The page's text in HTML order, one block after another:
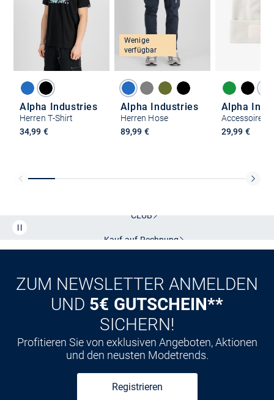
Alpha Industries
Herren T-Shirt
34,99 €
Wenige
verfügbar
Alpha Industries
Herren Hose
89,99 €
Alpha
29,99 €
CLUB
Kauf auf Rechnung
ZUM NEWSLETTER ANMELDEN
UND 5€ GUTSCHEIN**
SICHERN!
Profitieren Sie von exklusiven Angeboten, Aktionen
und den neusten Modetrends.
Registrieren